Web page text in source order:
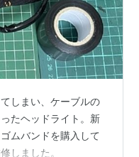
しまい、ケーブルの
たヘッドライト。新
ムバンドを購入して
しました。